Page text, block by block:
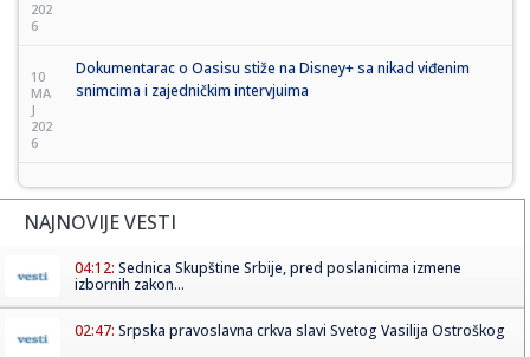
202
6
10
MA
J
202
6
Dokumentarac o Oasisu stiže na Disney+ sa nikad viđenim
snimcima i zajedničkim intervjuima
NAJNOVIJE VESTI
04:12: Sednica Skupštine Srbije, pred poslanicima izmene
izbornih zakon...
02:47: Srpska pravoslavna crkva slavi Svetog Vasilija Ostroškog